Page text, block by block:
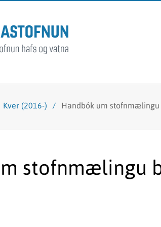
Kver (2016-) / Handbók um stofnmælingu
stofnmælingu